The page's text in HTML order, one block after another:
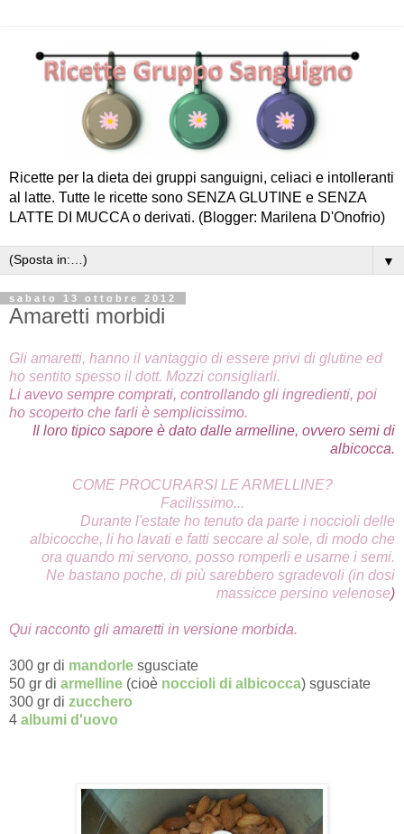
Ricette per la dieta dei gruppi sanguigni, celiaci e intolleranti
al latte. Tutte le ricette sono SENZA GLUTINE e SENZA
LATTE DI MUCCA o derivati. (Blogger: Marilena D'Onofrio)
▼
sabato 13 ottobre 2012
Amaretti morbidi
Gli amaretti, hanno il vantaggio di essere privi di glutine ed
ho sentito spesso il dott. Mozzi consigliarli.
Li avevo sempre comprati, controllando gli ingredienti, poi
ho scoperto che farli è semplicissimo.
Il loro tipico sapore è dato dalle armelline, ovvero semi di
albicocca.
COME PROCURARSI LE ARMELLINE?
Facilissimo...
Durante l'estate ho tenuto da parte i noccioli delle
albicocche, li ho lavati e fatti seccare al sole, di modo che
ora quando mi servono, posso romperli e usarne i semi.
Ne bastano poche, di più sarebbero sgradevoli (in dosi
massicce persino velenose)
Qui racconto gli amaretti in versione morbida.
300 gr di mandorle sgusciate
50 gr di armelline (cioè noccioli di albicocca) sgusciate
300 gr di zucchero
4 albumi d'uovo